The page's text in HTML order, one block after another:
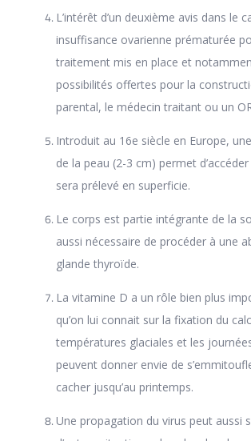
L’intérêt d’un deuxième avis dans le
insuffisance ovarienne prématurée
traitement mis en place et
possibilités offertes pour la
parental, le médecin traitant ou un
Introduit au 16e siècle en Europe,
de la peau (2-3 cm) permet
sera prélevé en superficie.
Le corps est partie intégrante de la
aussi nécessaire de procéder à une
glande thyroïde.
La vitamine D a un rôle bien plus
qu’on lui connait sur la fixation du
températures glaciales et les
peuvent donner envie de
cacher jusqu’au printemps.
Une propagation du virus peut aussi